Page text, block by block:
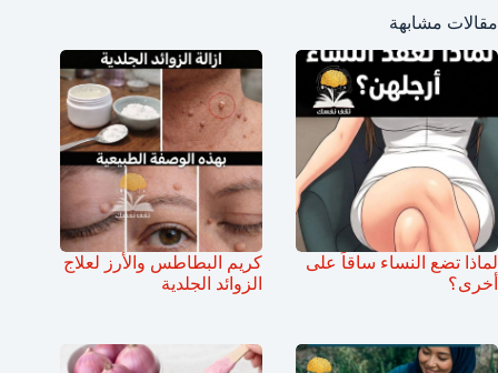
مقالات مشابهة
لماذا تضع النساء ساقاً على
أخرى؟
كريم البطاطس والأرز لعلاج
الزوائد الجلدية